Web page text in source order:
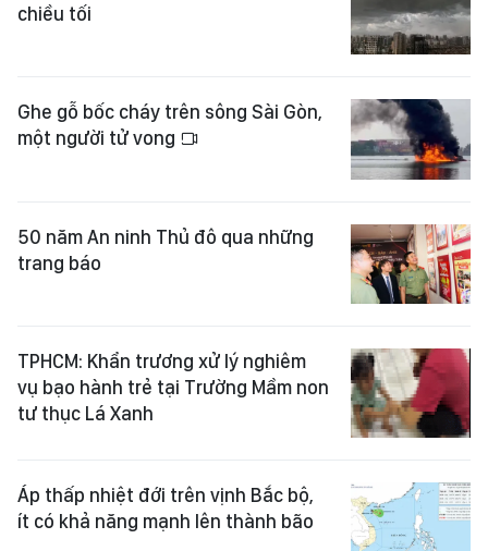
chiều tối
Ghe gỗ bốc cháy trên sông Sài Gòn,
một người tử vong
50 năm An ninh Thủ đô qua những
trang báo
TPHCM: Khẩn trương xử lý nghiêm
vụ bạo hành trẻ tại Trường Mầm non
tư thục Lá Xanh
Áp thấp nhiệt đới trên vịnh Bắc bộ,
ít có khả năng mạnh lên thành bão